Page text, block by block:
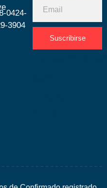
0424-
3904
Suscribirse